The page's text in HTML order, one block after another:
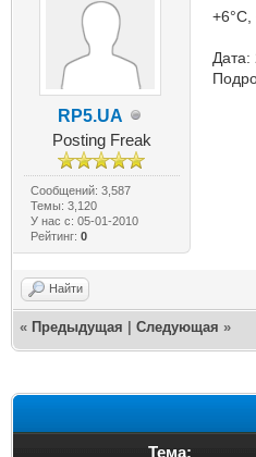
RP5.UA
Posting Freak
Сообщений: 3,587
Темы: 3,120
У нас с: 05-01-2010
Рейтинг: 0
Дата:
Найти
« Предыдущая Следующая »
Тема: